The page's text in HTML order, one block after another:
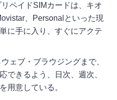
リペイドSIMカードは、キオ
、Personalといった現
に手に入り、すぐにアクテ
ェブ・ブラウジングまで、
できるよう、日次、週次、
用意している。